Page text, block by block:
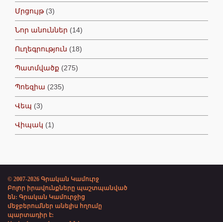
Մրցույթ(3)
Նոր անուններ (14)
Ուղեգրություն (18)
Պատմվածք (275)
Պոեզիա (235)
Վեպ (3)
Վիպակ (1)
© 2007-2026 Գրական Կամուրջ
Բոլոր իրավունքները պաշտպանված
են: Գրական Կամուրջից
մեջբերումներ անելիս հղումը
պարտադիր է: